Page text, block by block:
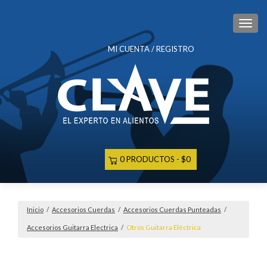
MI CUENTA / REGISTRO
0 PRODUCTOS $0
Inicio / Accesorios Cuerdas / Accesorios Cuerdas Punteadas /
Accesorios Guitarra Electrica / Otros Guitarra Eléctrica